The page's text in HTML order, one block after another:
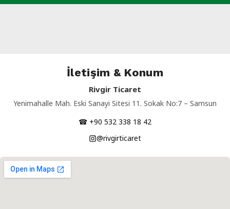
İletişim & Konum
Rivgir Ticaret
Yenimahalle Mah. Eski Sanayi Sitesi 11. Sokak No:7 – Samsun
☎ +90 532 338 18 42
@rivgirticaret